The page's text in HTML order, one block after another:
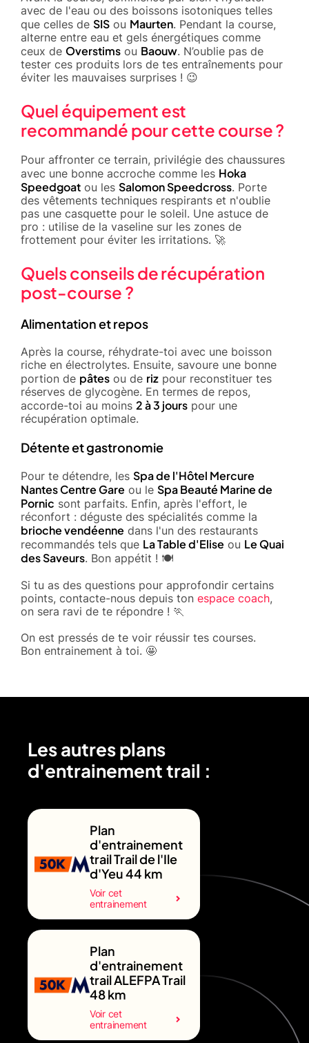
avec de l'eau ou des boissons isotoniques telles
que celles de SIS ou Maurten. Pendant la course,
alterne entre eau et gels énergétiques comme
ceux de Overstims ou Baouw. N’oublie pas de
tester ces produits lors de tes entraînements pour
éviter les mauvaises surprises ! 😉
Quel équipement est
recommandé pour cette course ?
Pour affronter ce terrain, privilégie des chaussures
avec une bonne accroche comme les Hoka
Speedgoat ou les Salomon Speedcross. Porte
des vêtements techniques respirants et n'oublie
pas une casquette pour le soleil. Une astuce de
pro : utilise de la vaseline sur les zones de
frottement pour éviter les irritations. 🚀
Quels conseils de récupération
post-course ?
Alimentation et repos
Après la course, réhydrate-toi avec une boisson
riche en électrolytes. Ensuite, savoure une bonne
portion de pâtes ou de riz pour reconstituer tes
réserves de glycogène. En termes de repos,
accorde-toi au moins 2 à 3 jours pour une
récupération optimale.
Détente et gastronomie
Pour te détendre, les Spa de l'Hôtel Mercure
Nantes Centre Gare ou le Spa Beauté Marine de
Pornic sont parfaits. Enfin, après l'effort, le
réconfort : déguste des spécialités comme la
brioche vendéenne dans l'un des restaurants
recommandés tels que La Table d'Elise ou Le Quai
des Saveurs. Bon appétit ! 🍽️
Si tu as des questions pour approfondir certains
points, contacte-nous depuis ton espace coach,
on sera ravi de te répondre ! 🏃
On est pressés de te voir réussir tes courses.
Bon entrainement à toi. 🤩
Les autres plans
d'entrainement trail :
Plan
d'entrainement
trail Trail de l'Ile
d'Yeu 44 km
Voir cet
entrainement
Plan
d'entrainement
trail ALEFPA Trail
48 km
Voir cet
entrainement